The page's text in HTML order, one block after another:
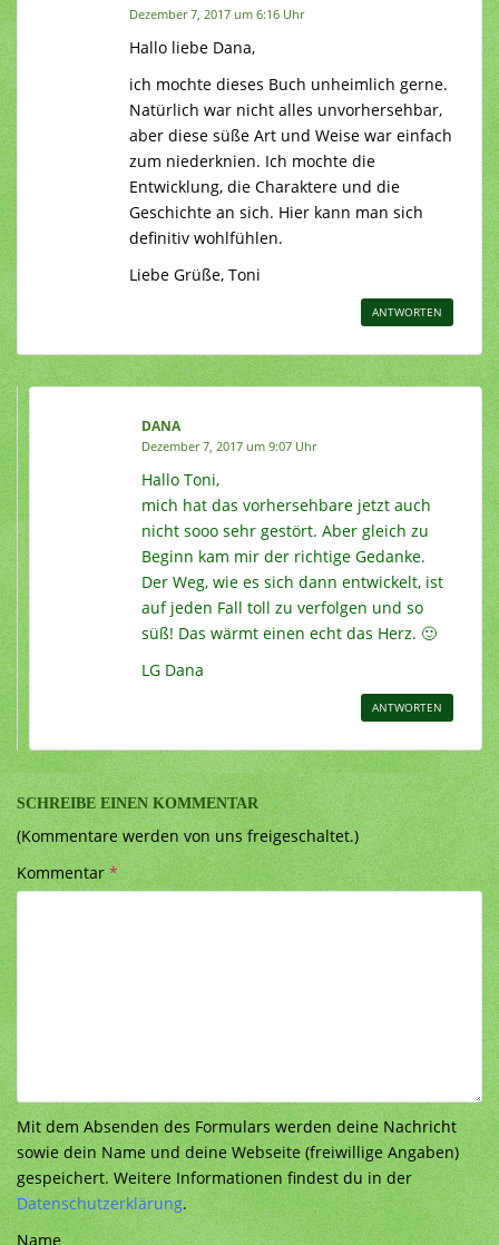
Dezember 7, 2017 um 6:16 Uhr
Hallo liebe Dana,
ich mochte dieses Buch unheimlich gerne.
Natürlich war nicht alles unvorhersehbar,
aber diese süße Art und Weise war einfach
zum niederknien. Ich mochte die
Entwicklung, die Charaktere und die
Geschichte an sich. Hier kann man sich
definitiv wohlfühlen.
Liebe Grüße, Toni
ANTWORTEN
DANA
Dezember 7, 2017 um 9:07 Uhr
Hallo Toni,
mich hat das vorhersehbare jetzt auch
nicht sooo sehr gestört. Aber gleich zu
Beginn kam mir der richtige Gedanke.
Der Weg, wie es sich dann entwickelt, ist
auf jeden Fall toll zu verfolgen und so
süß! Das wärmt einen echt das Herz. 🙂
LG Dana
ANTWORTEN
SCHREIBE EINEN KOMMENTAR
(Kommentare werden von uns freigeschaltet.)
Kommentar*
Mit dem Absenden des Formulars werden deine Nachricht
sowie dein Name und deine Webseite (freiwillige Angaben)
gespeichert. Weitere Informationen findest du in der
Datenschutzerklärung.
Name